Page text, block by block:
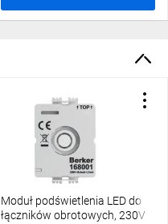
Moduł podświetlenia LED do
łączników obrotowych, 230V